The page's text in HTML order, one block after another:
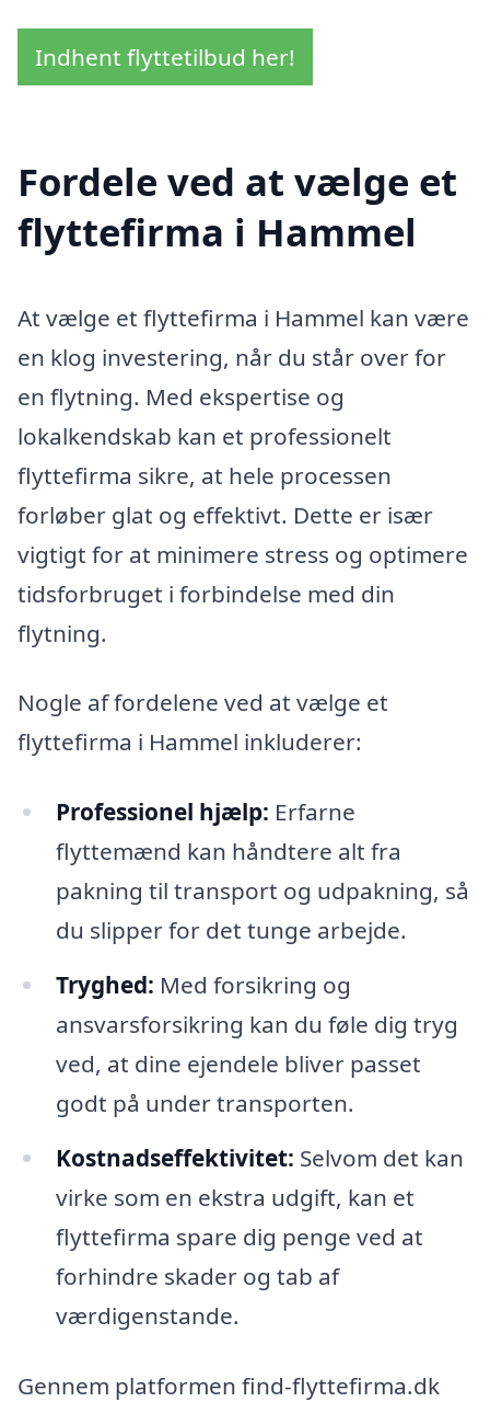
Indhent flyttetilbud her!
Fordele ved at vælge et
flyttefirma i Hammel
At vælge et flyttefirma i Hammel kan være
en klog investering, når du står over for
en flytning. Med ekspertise og
lokalkendskab kan et professionelt
flyttefirma sikre, at hele processen
forløber glat og effektivt. Dette er især
vigtigt for at minimere stress og optimere
tidsforbruget i forbindelse med din
flytning.
Nogle af fordelene ved at vælge et
flyttefirma i Hammel inkluderer:
Professionel hjælp: Erfarne
flyttemænd kan håndtere alt fra
pakning til transport og udpakning, så
du slipper for det tunge arbejde.
Tryghed: Med forsikring og
ansvarsforsikring kan du føle dig tryg
ved, at dine ejendele bliver passet
godt på under transporten.
Kostnadseffektivitet: Selvom det kan
virke som en ekstra udgift, kan et
flyttefirma spare dig penge ved at
forhindre skader og tab af
værdigenstande.
Gennem platformen find-flyttefirma.dk